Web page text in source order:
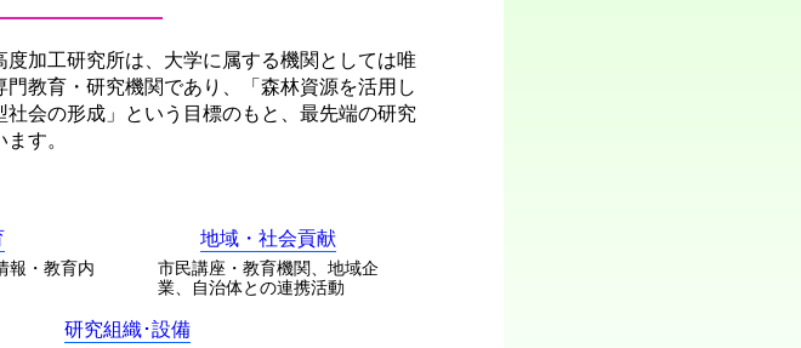
度加工研究所は、大学に属する機関としては唯
教育・研究機関であり、「森林資源を活用し
社会の形成」という目標のもと、最先端の研究
す。
報・教育内
地域・社会貢献
市民講座・教育機関、地域企
業、自治体との連携活動
研究組織･設備